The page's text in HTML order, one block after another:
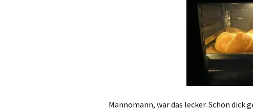
Mannomann, war das lecker. Schön